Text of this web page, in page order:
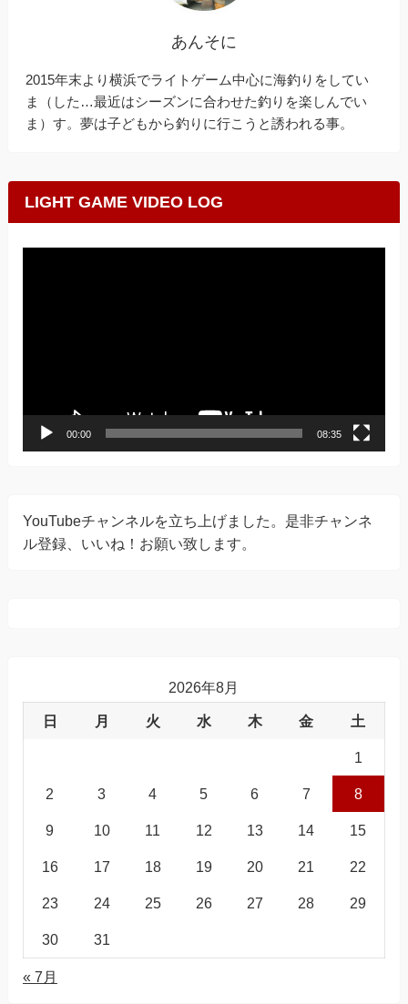
あんそに
2015年末より横浜でライトゲーム中心に海釣りをしてい
ま（した…最近はシーズンに合わせた釣りを楽しんでい
ま）す。夢は子どもから釣りに行こうと誘われる事。
LIGHT GAME VIDEO LOG
00:00 08:35
YouTubeチャンネルを立ち上げました。是非チャンネ
ル登録、いいね！お願い致します。
2026年8月
日 月 火 水 木 金 土
1
2 3 4 5 6 7 8
9 10 11 12 13 14 15
16 17 18 19 20 21 22
23 24 25 26 27 28 29
30 31
« 7月